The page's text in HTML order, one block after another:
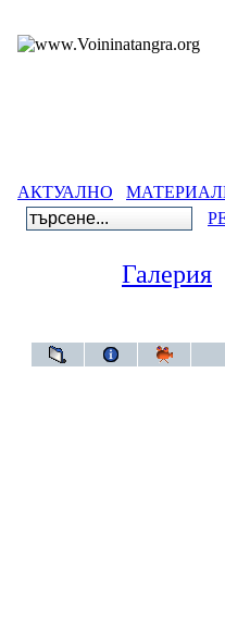
АКТУАЛНО
Галерия